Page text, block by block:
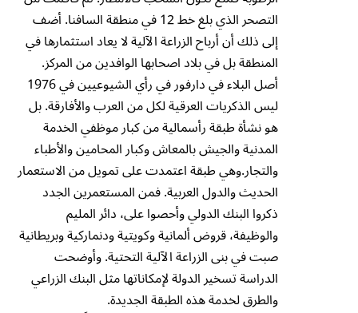
التصحر الذي بلغ خط 12 في منطقة السافنا. أضف
إلى ذلك أن أرباح الزراعة الآلية لا يعاد استثمارها في
المنطقة بل في بلاد اصحابها الوافدين من المركز.
أصل البلاء في دارفور في رأي الشيوعيين في 1976
ليس الذكريات العرقية لكل من العرب والأفارقة. بل
هو نشأة طبقة رأسمالية من كبار موظفي الخدمة
المدنية والجيش بالمعاش وكبار المحامين والأطباء
والتجار.وهي طبقة اعتمدت على تمويل من الاستعمار
الحديث والدول العربية. فمن المستعمرين الجدد
ذكروا البنك الدولي وأحصوا على، دائر المليم
والوظيفة، قروض ألمانية وكويتية ودنماركية وبريطانية
صبت في بنى الزراعة الآلية التحتية. وأوضحت
الدراسة تسخير الدولة لإمكاناتها مثل البنك الزراعي
والطرق لخدمة هذه الطبقة الجديدة.